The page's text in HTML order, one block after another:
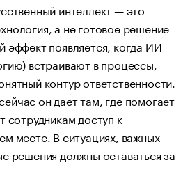
интеллект — это
а не готовое решение
эффект появляется, когда ИИ
встраивают в процессы,
контур ответственности.
он дает там, где помогает
сотрудникам доступ к
месте. В ситуациях, важных
решения должны оставаться за